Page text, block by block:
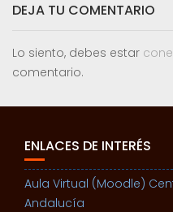
DEJA TU COMENTARIO
Lo siento, debes estar
comentario.
ENLACES DE INTERÉS
Aula Virtual (Moodle)
Andalucía